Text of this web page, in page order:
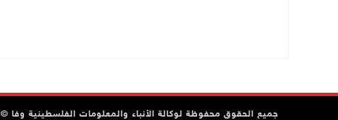
جميع الحقوق محفوظة لوكالة الأنباء والمعلومات الفلسطينية وفا © 2020